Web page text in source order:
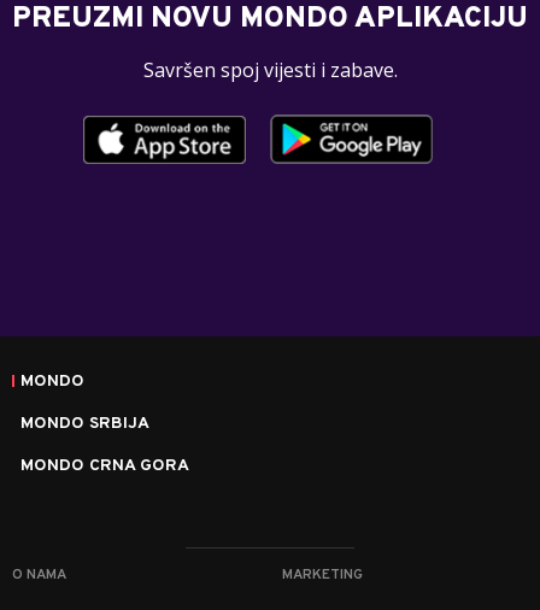
PREUZMI NOVU MONDO APLIKACIJU
Savršen spoj vijesti i zabave.
MONDO
MONDO SRBIJA
MONDO CRNA GORA
O NAMA MARKETING